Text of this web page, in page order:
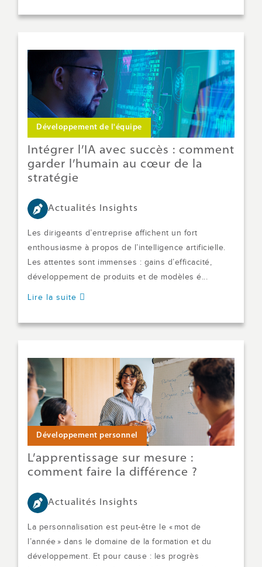
Développement de l'équipe
Intégrer l’IA avec succès : comment
garder l’humain au cœur de la
stratégie
Actualités Insights
Les dirigeants d’entreprise affichent un fort
enthousiasme à propos de l’intelligence artificielle.
Les attentes sont immenses : gains d’efficacité,
développement de produits et de modèles é...
Lire la suite
Développement personnel
L’apprentissage sur mesure :
comment faire la différence ?
Actualités Insights
La personnalisation est peut-être le « mot de
l’année » dans le domaine de la formation et du
développement. Et pour cause : les progrès